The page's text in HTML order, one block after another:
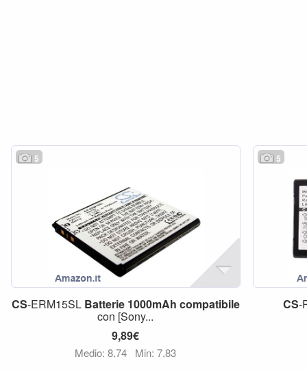
5
CS-ERM15SL Batterie 1000mAh compatibile
con [Sony...
9,89€
Medio: 8,74 Min: 7,83
5
CS-